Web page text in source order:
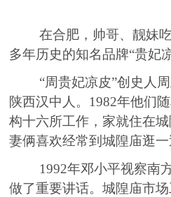
在合肥，帅哥、靓妹
多年历史的知名品牌“贵妃
“周贵妃凉皮”创史人
陕西汉中人。 1982年他们
构十六所工作，家就住在
妻俩喜欢经常到城隍庙逛一
1992年邓小平视察南
做了重要讲话。城隍庙市